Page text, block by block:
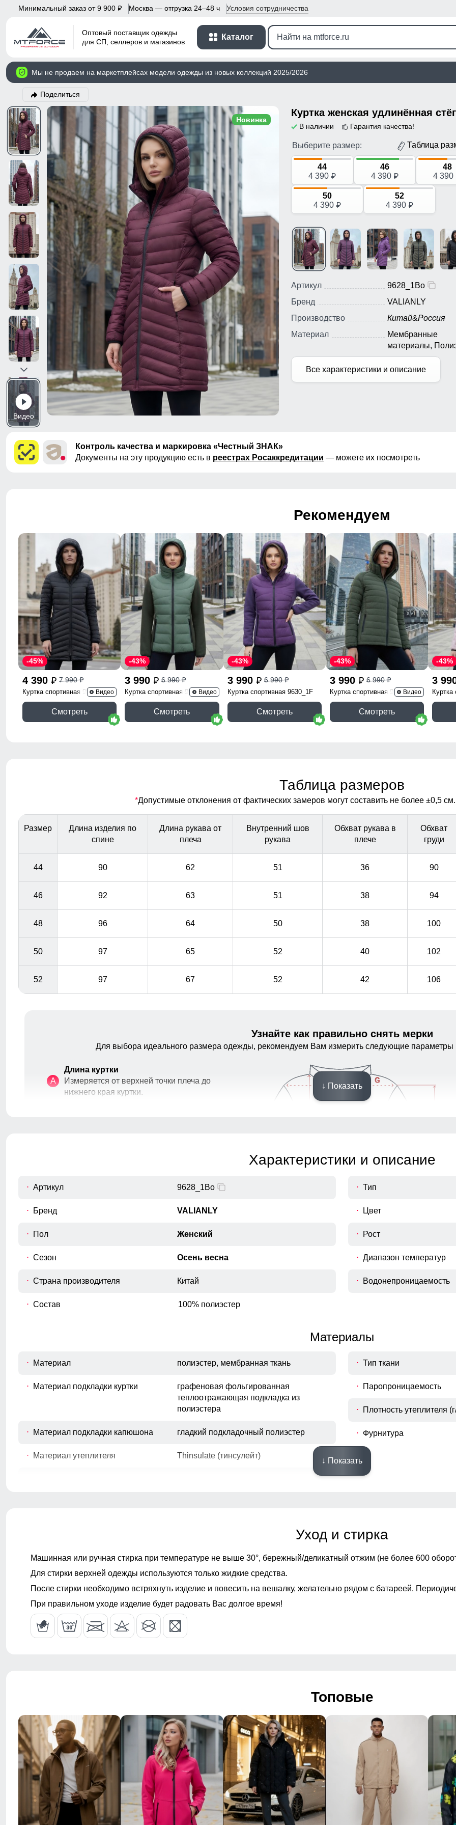
Минимальный заказ от 9 900 p Москва — отгрузка 24–48 ч Условия сотрудничества
Оптовый поставщик одежды
для СП, селлеров и магазинов
Каталог
Мы не продаем на маркетплейсах модели одежды из новых коллекций 2025/2026
Поделиться
Видео
Новинка
В наличии Гарантия качества!
Выберите размер: Таблица
44
4 390 p
46
4 390 p
48
4 390
50
4 390 p
52
4 390 p
Артикул
9628_1Bo
Бренд
VALIANLY
Производство
Китай&Россия
Материал
Мембранные
материалы,
Все характеристики и описание
Контроль качества и маркировка «Честный ЗНАК»
Документы на эту продукцию есть в реестрах Росаккредитации — можете их посмотреть
Рекомендуем
4 390 p 7 990p
-45%
Куртка спортивная 9628_1Ch
Видео
Смотреть
3 990 p 6 990p
-43%
Куртка спортивная 9630_1Kh
Видео
Смотреть
3 990 p 6 990p
-43%
Куртка спортивная 9630_1F
Смотреть
3 990 p 6 990p
-43%
Куртка спортивная 9622_1Kh
Видео
Смотреть
3
-43%
Куртка
Таблица размеров
*Допустимые отклонения от фактических замеров могут составить не более ±0,5
Размер
Длина изделия по
спине
Длина рукава от
плеча
Внутренний шов
рукава
Обхват рукава в
плече
Обхват
груди
44 90 62 51 36 90
46 92 63 51 38 94
48 96 64 50 38 100
50 97 65 52 40 102
52 97 67 52 42 106
Узнайте как правильно снять мерки
Для выбора идеального размера одежды, рекомендуем Вам измерить следующие
A
Длина куртки
Измеряется от верхней точки плеча до
нижнего края куртки.
Измеряется вокруг самой широкой
части бедер и ягодиц.
↓ Показать
Характеристики и описание
Артикул 9628_1Bo
Бренд VALIANLY
Пол Женский
Сезон Осень весна
Страна производителя Китай
Тип
Цвет
Рост
Диапазон температур
Водонепроницаемость
Состав 100% полиэстер
Материалы
Материал полиэстер, мембранная ткань
Материал подкладки куртки
графеновая фольгированная
теплоотражающая подкладка из
полиэстера
Материал подкладки капюшона гладкий подкладочный полиэстер
Материал утеплителя Thinsulate (тинсулейт)
Тип ткани
Паропроницаемость
Плотность утеплителя
Фурнитура
Длина изделия до колена
Тип рукава
Тип карманов боковые врезные карманы (потайные)
Внутренние карманы есть
Фиксаторы
Опции капюшона
Декоративные элементы
Стиль повседневный, спортивный
Рисунок однотонный, комбинированный, стёганый, логотип
Коллекция весна–осень 2026
Назначение город, активный отдых, повседневная носка
Упаковка и размеры
↓ Показать
Уход и стирка
Машинная или ручная стирка при температуре не выше 30°, бережный/деликатный отжим (не более 600
Для стирки верхней одежды используются только жидкие средства.
После стирки необходимо встряхнуть изделие и повесить на вешалку, желательно рядом с батареей.
При правильном уходе изделие будет радовать Вас долгое время!
Топовые